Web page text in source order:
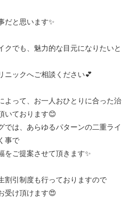
だと思います✨
クでも、魅力的な目元になりたいと
ニックへご相談ください💕
よって、お一人おひとりに合った治
いております😊
では、あらゆるパターンの二重ライ
事で
をご提案させて頂きます✨
割引制度も行っておりますので
受け頂けます😍